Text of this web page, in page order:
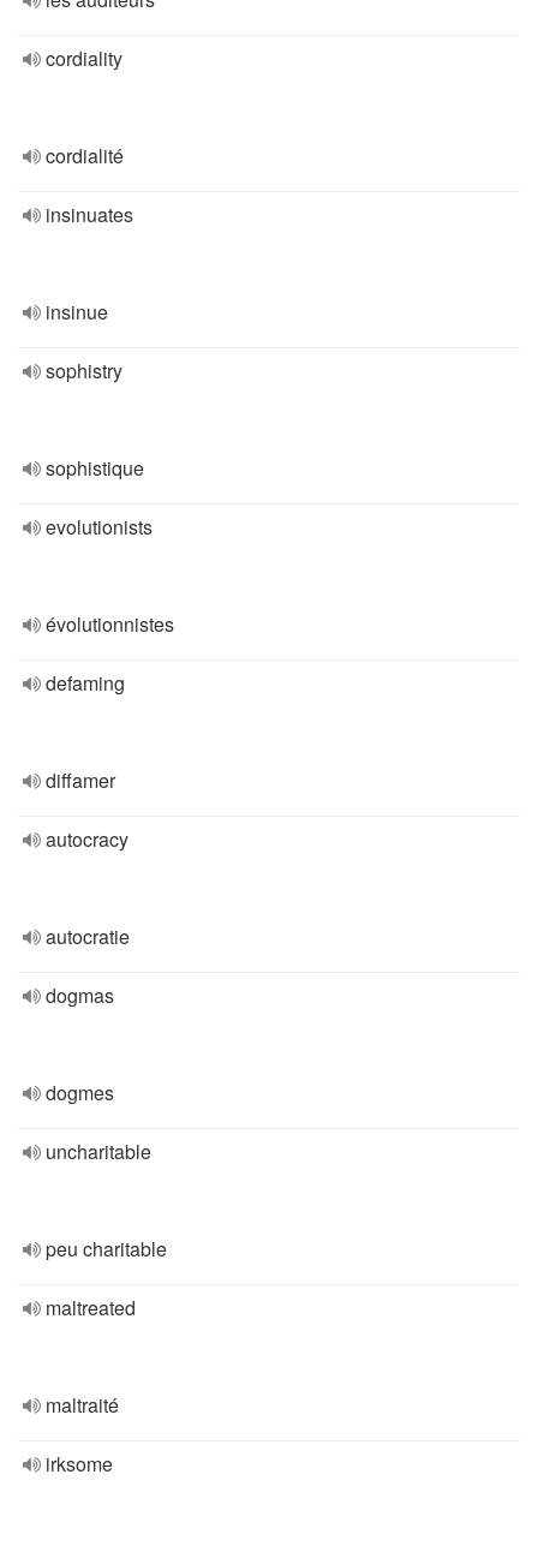
cordiality
cordialité
insinuates
insinue
sophistry
sophistique
evolutionists
évolutionnistes
defaming
diffamer
autocracy
autocratie
dogmas
dogmes
uncharitable
peu charitable
maltreated
maltraité
irksome